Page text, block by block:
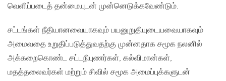
வெளிப்படைத் தன்மையுடன் முன்னெடுக்கவேண்டும்.
சட்டங்கள் நீதியானவையாகவும் பயனுறுதியுடையவையாகவும்
அமைவதை உறுதிப்படுத்துவதற்கு முன்னதாக சமூக நலனில்
அக்கறைகொண்ட சட்டநிபுணர்கள், கல்விமான்கள்,
மதத்தலைவர்கள் மற்றும் சிவில் சமூக அமைப்புக்களுடன்